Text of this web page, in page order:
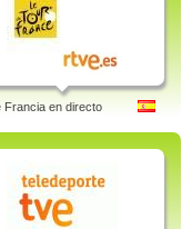
Francia en directo